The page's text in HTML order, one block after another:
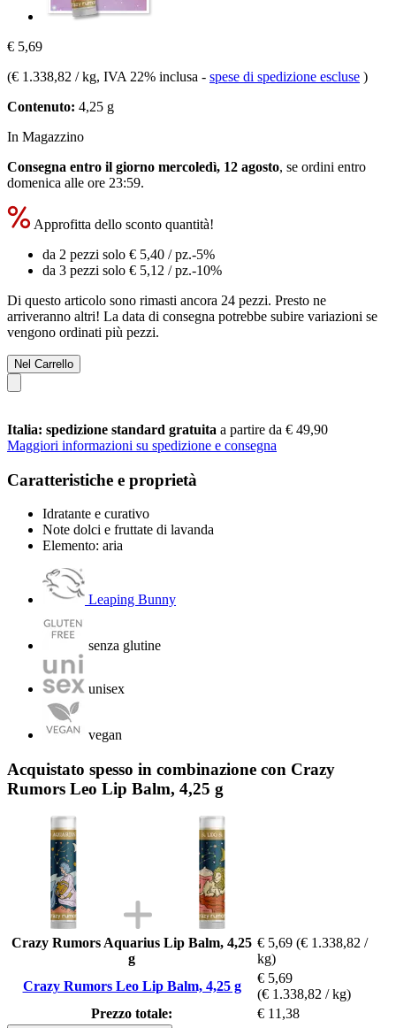
€ 5,69
(€ 1.338,82 / kg, IVA 22% inclusa - spese di spedizione escluse )
Contenuto: 4,25 g
In Magazzino
Consegna entro il giorno mercoledì, 12 agosto, se ordini entro
domenica alle ore 23:59.
Approfitta dello sconto quantità!
da 2 pezzi solo € 5,40 / pz.-5%
da 3 pezzi solo € 5,12 / pz.-10%
Di questo articolo sono rimasti ancora 24 pezzi. Presto ne
arriveranno altri! La data di consegna potrebbe subire variazioni se
vengono ordinati più pezzi.
Nel Carrello
Italia: spedizione standard gratuita a partire da € 49,90
Maggiori informazioni su spedizione e consegna
Caratteristiche e proprietà
Idratante e curativo
Note dolci e fruttate di lavanda
Elemento: aria
Leaping Bunny
senza glutine
unisex
vegan
Acquistato spesso in combinazione con Crazy
Rumors Leo Lip Balm, 4,25 g
Crazy Rumors Aquarius Lip Balm, 4,25
g
€ 5,69 (€ 1.338,82 /
kg)
Crazy Rumors Leo Lip Balm, 4,25 g
€ 5,69
(€ 1.338,82 / kg)
Prezzo totale:
€ 11,38